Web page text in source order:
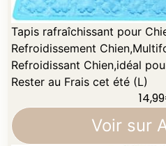
Tapis rafraîchissant pour
Refroidissement
Refroidissant Chien,idéal
Rester au Frais cet été (L)
14,99
Voir sur